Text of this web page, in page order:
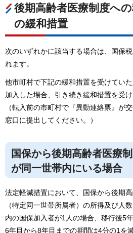
後期高齢者医療制度へ
の緩和措置
次のいずれかに該当する場合は、国保
れます。
他市町村で下記の緩和措置を受けてい
加入した場合、引き続き緩和措置を受
（転入前の市町村で『異動連絡票』が
窓口に提出してください。）
国保から後期高齢者医療
が同一世帯内にいる場合
法定軽減措置において、国保から後期
（特定同一世帯所属者）の所得及び人
内の国保加入者が1人の場合、移行後5
6年目から8年目までの期間は4分の1を